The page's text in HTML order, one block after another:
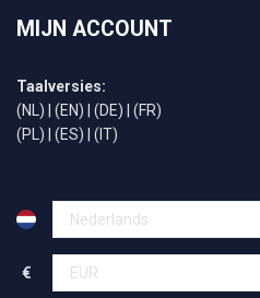
MIJN ACCOUNT
Taalversies:
(NL)
(EN) (DE)
(FR)
(PL)
(ES) (IT)
€